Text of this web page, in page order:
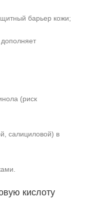
барьер кожи;
(риск
салициловой) в
кислоту